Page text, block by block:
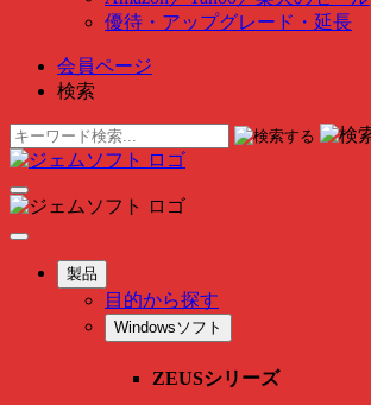
優待・アップグレード・延長
会員ページ
検索
製品
目的から探す
Windowsソフト
ZEUSシリーズ